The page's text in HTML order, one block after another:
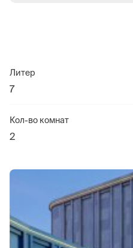
Литер
7
Кол-во комнат
2